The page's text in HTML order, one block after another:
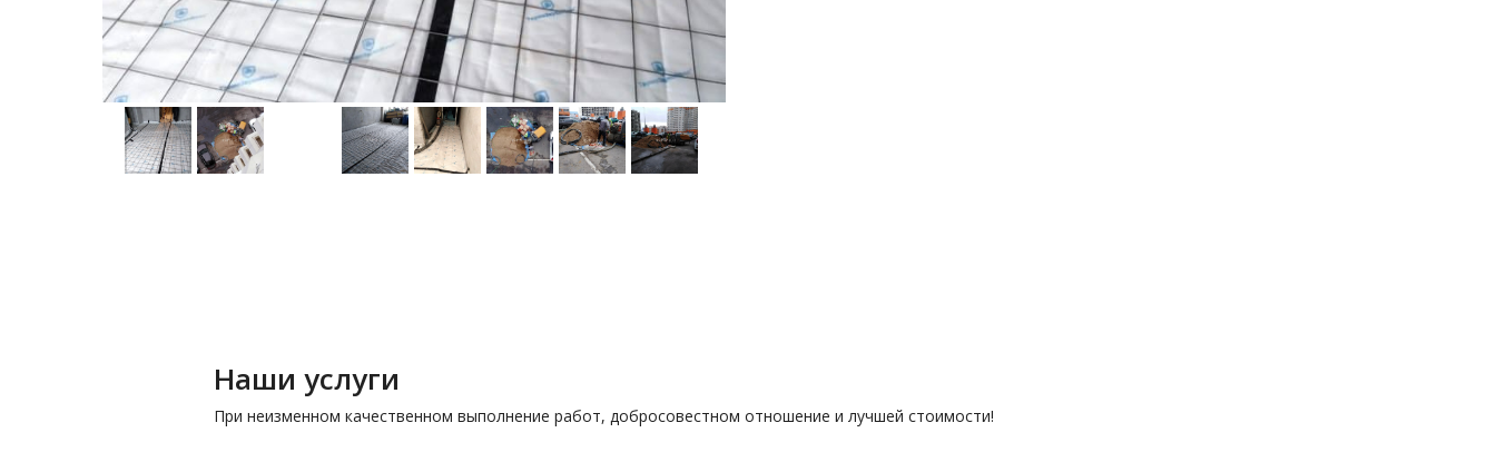
Наши услуги
При неизменном качественном выполнение работ, добросовестном отношение и лучшей стоимости!